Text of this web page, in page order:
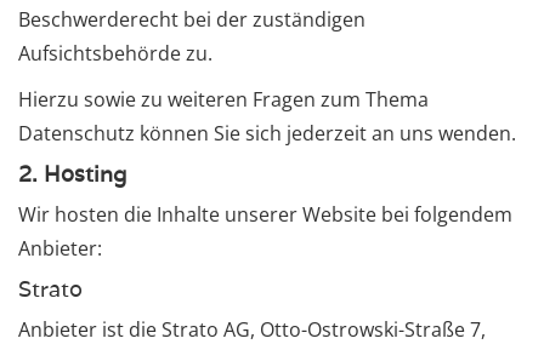
Beschwerderecht bei der zuständigen
Aufsichtsbehörde zu.
Hierzu sowie zu weiteren Fragen zum Thema
Datenschutz können Sie sich jederzeit an uns wenden.
2. Hosting
Wir hosten die Inhalte unserer Website bei folgendem
Anbieter:
Strato
Anbieter ist die Strato AG, Otto-Ostrowski-Straße 7,